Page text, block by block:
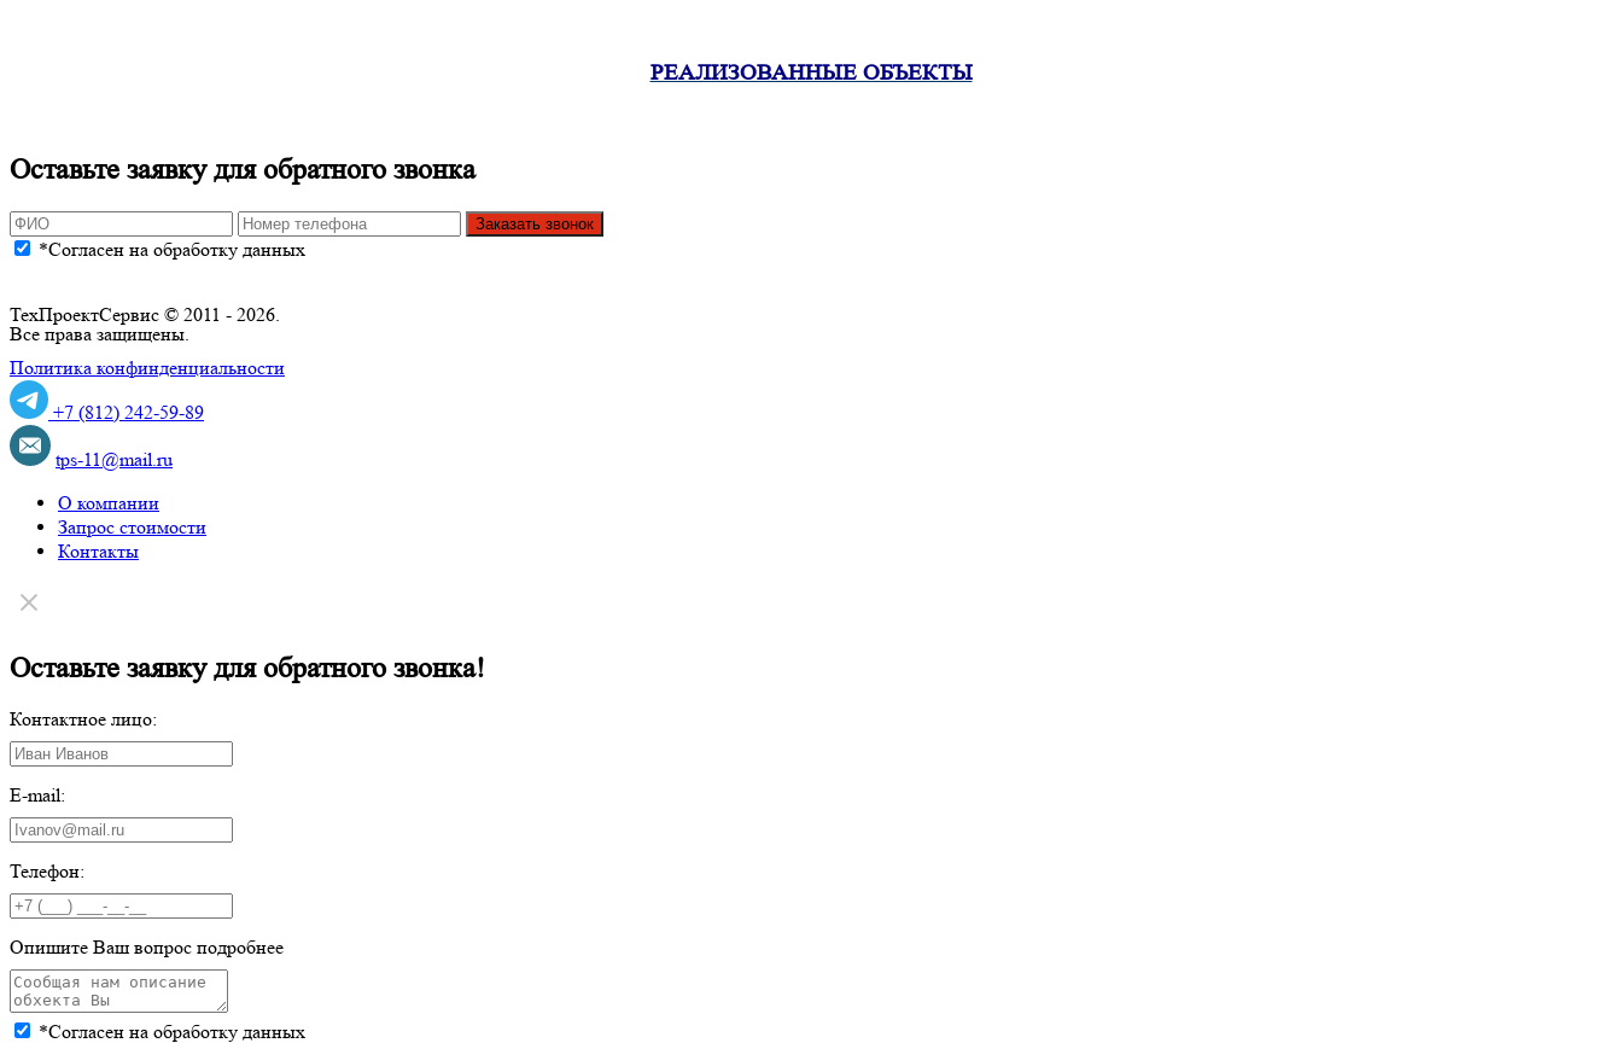
РЕАЛИЗОВАННЫЕ ОБЪЕКТЫ
Оставьте заявку для обратного звонка
Заказать звонок
*Согласен на обработку данных
ТехПроектСервис © 2011 - 2026.
Все права защищены.
Политика конфинденциальности
+7 (812) 242-59-89
tps-11@mail.ru
О компании
Запрос стоимости
Контакты
Оставьте заявку для обратного звонка!
Контактное лицо:
E-mail:
Телефон:
Опишите Ваш вопрос подробнее
*Согласен на обработку данных